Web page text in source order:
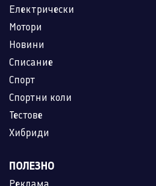
Електрически
Мотори
Новини
Списание
Спорт
Спортни коли
Тестове
Хибриди
ПОЛЕЗНО
Реклама